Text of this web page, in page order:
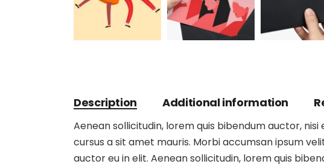
Description Additional information
Aenean sollicitudin, lorem quis bibendum auctor,
cursus a sit amet mauris. Morbi accumsan ipsum
auctor eu in elit. Aenean sollicitudin, lorem quis